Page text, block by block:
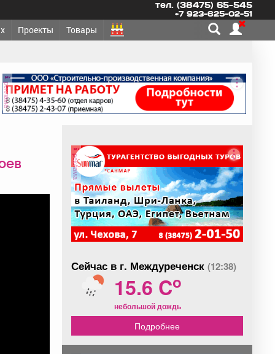
тел. (38475) 65-545
+7 923-625-02-51
Проекты Товары
реклама
реклама
Сейчас в г. Междуреченск (12:38)
15.6 Co
небольшой дождь
Подробнее